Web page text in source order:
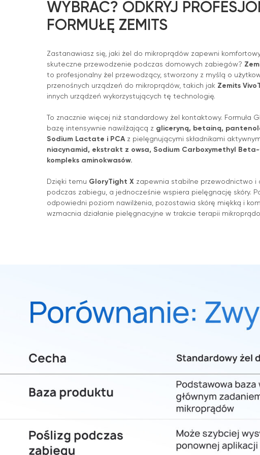
WYBRAĆ? ODKRYJ
FORMUŁĘ ZEMITS
Zastanawiasz się, jaki żel do mikroprądów zapewni
skuteczne przewodzenie podczas domowych zabiegów?
to profesjonalny żel przewodzący, stworzony z myślą o
przenośnych urządzeń do mikroprądów, takich jak Zemits
innych urządzeń wykorzystujących tę technologię.
To znacznie więcej niż standardowy żel kontaktowy. Formuła
bazę intensywnie nawilżającą z gliceryną, betainą,
Sodium Lactate i PCA z pielęgnującymi składnikami
niacynamid, ekstrakt z owsa, Sodium Carboxymethyl
kompleks aminokwasów.
Dzięki temu GloryTight X zapewnia stabilne przewodnictwo i
podczas zabiegu, a jednocześnie wspiera pielęgnację skóry.
odpowiedni poziom nawilżenia, pozostawia skórę miękką i
wzmacnia działanie pielęgnacyjne w trakcie terapii